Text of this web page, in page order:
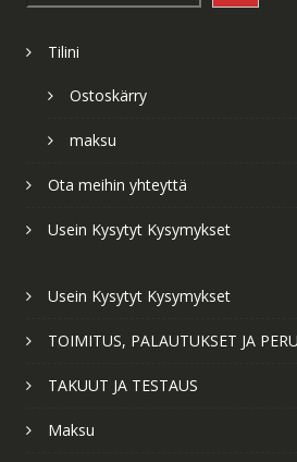
Tilini
Ostoskärry
maksu
Ota meihin yhteyttä
Usein Kysytyt Kysymykset
Usein Kysytyt Kysymykset
TOIMITUS, PALAUTUKSET JA
TAKUUT JA TESTAUS
Maksu